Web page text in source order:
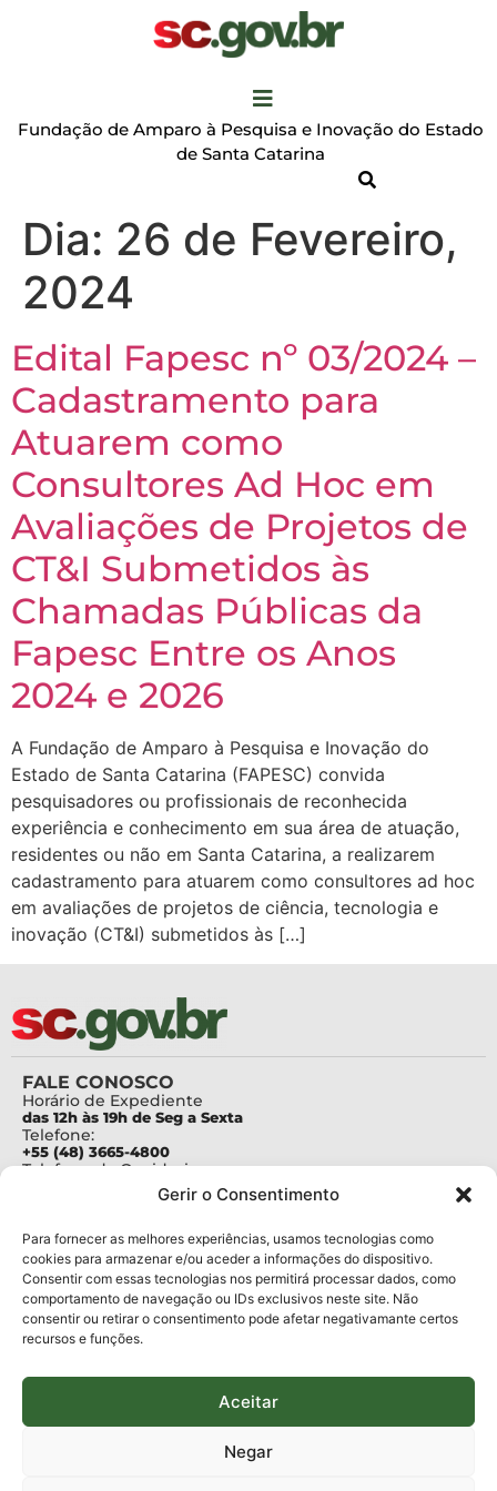
Gerir o Consentimento
Para fornecer as melhores experiências, usamos tecnologias como
cookies para armazenar e/ou aceder a informações do dispositivo.
Consentir com essas tecnologias nos permitirá processar dados, como
comportamento de navegação ou IDs exclusivos neste site. Não
consentir ou retirar o consentimento pode afetar negativamante certos
recursos e funções.
Aceitar
Negar
Fundação de Amparo à Pesquisa e Inovação do Estado
de Santa Catarina
Dia: 26 de Fevereiro,
2024
Edital Fapesc nº 03/2024 –
Cadastramento para
Atuarem como
Consultores Ad Hoc em
Avaliações de Projetos de
CT&I Submetidos às
Chamadas Públicas da
Fapesc Entre os Anos
2024 e 2026
A Fundação de Amparo à Pesquisa e Inovação do
Estado de Santa Catarina (FAPESC) convida
pesquisadores ou profissionais de reconhecida
experiência e conhecimento em sua área de atuação,
residentes ou não em Santa Catarina, a realizarem
cadastramento para atuarem como consultores ad hoc
em avaliações de projetos de ciência, tecnologia e
inovação (CT&I) submetidos às […]
FALE CONOSCO
Horário de Expediente
das 12h às 19h de Seg a Sexta
Telefone:
+55 (48) 3665-4800
Telefone da Ouvidoria
Para assuntos relacionados à Pesquisa
pesquisa@fapesc.sc.gov.br
Para assuntos relacionados à Inovação
inovacao@fapesc.sc.gov.br
Para assuntos relacionados à Bolsas
bolsas@fapesc.sc.gov.br
Para assuntos relacionados à Prestação de Contas
Para assuntos relacionados à Plataforma
plataforma@fapesc.sc.gov.br
Jair Artur da Silva dpo@fapesc.sc.gov.br 3665-4831